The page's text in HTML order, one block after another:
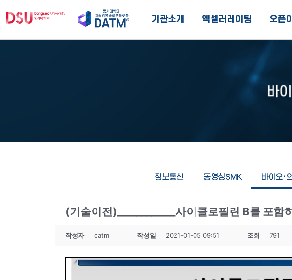
기관소개 엑셀러레이팅 오픈
정보통신 동영상SMK 바이오·
(기술이전)____________사이클로필린 B를 포
작성자 datm 작성일 2021-01-05 09:51 조회 791